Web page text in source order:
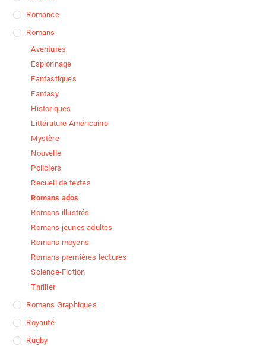
Romance
Romans
Aventures
Espionnage
Fantastiques
Fantasy
Historiques
Littérature Américaine
Mystère
Nouvelle
Policiers
Recueil de textes
Romans ados
Romans illustrés
Romans jeunes adultes
Romans moyens
Romans premières lectures
Science-Fiction
Thriller
Romans Graphiques
Royauté
Rugby